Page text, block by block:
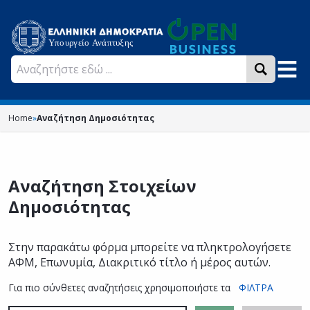
Home»Αναζήτηση Δημοσιότητας
Αναζήτηση Στοιχείων
Δημοσιότητας
Στην παρακάτω φόρμα μπορείτε να πληκτρολογήσετε
ΑΦΜ, Επωνυμία, Διακριτικό τίτλο ή μέρος αυτών.
ΦΙΛΤΡΑ